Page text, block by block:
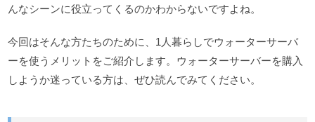
んなシーンに役立ってくるのかわからないですよね。
今回はそんな方たちのために、1人暮らしでウォーターサーバ
ーを使うメリットをご紹介します。ウォーターサーバーを購入
しようか迷っている方は、ぜひ読んでみてください。